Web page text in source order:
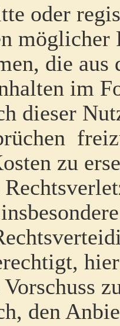
oder
möglicher
die
im
dieser
zu
Vorschuss
den